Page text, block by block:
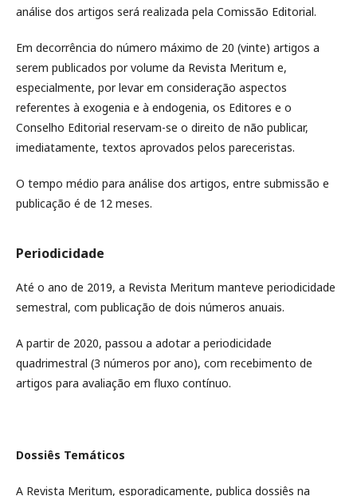
análise dos artigos será realizada pela Comissão Editorial.
Em decorrência do número máximo de 20 (vinte) artigos a
serem publicados por volume da Revista Meritum e,
especialmente, por levar em consideração aspectos
referentes à exogenia e à endogenia, os Editores e o
Conselho Editorial reservam-se o direito de não publicar,
imediatamente, textos aprovados pelos pareceristas.
O tempo médio para análise dos artigos, entre submissão e
publicação é de 12 meses.
Periodicidade
Até o ano de 2019, a Revista Meritum manteve periodicidade
semestral, com publicação de dois números anuais.
A partir de 2020, passou a adotar a periodicidade
quadrimestral (3 números por ano), com recebimento de
artigos para avaliação em fluxo contínuo.
Dossiês Temáticos
A Revista Meritum, esporadicamente, publica dossiês na